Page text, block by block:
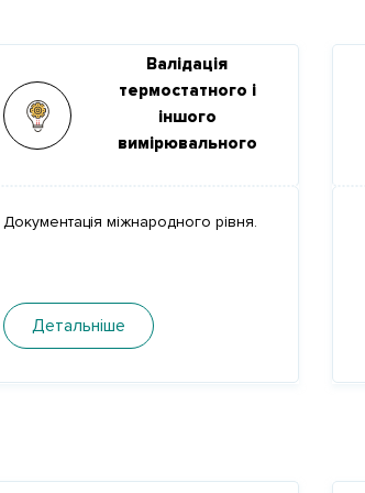
Валідація
термостатного і
іншого
вимірювального
Документація міжнародного рівня.
Детальніше